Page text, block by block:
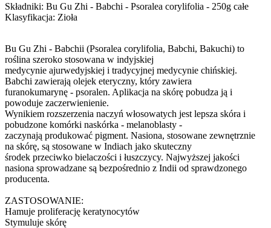
Składniki: Bu Gu Zhi - Babchi - Psoralea corylifolia - 250g całe
Klasyfikacja: Zioła
Bu Gu Zhi - Babchii (Psoralea corylifolia, Babchi, Bakuchi) to
roślina szeroko stosowana w indyjskiej
medycynie ajurwedyjskiej i tradycyjnej medycynie chińskiej.
Babchi zawierają olejek eteryczny, który zawiera
furanokumarynę - psoralen. Aplikacja na skórę pobudza ją i
powoduje zaczerwienienie.
Wynikiem rozszerzenia naczyń włosowatych jest lepsza skóra i
pobudzone komórki naskórka - melanoblasty -
zaczynają produkować pigment. Nasiona, stosowane zewnętrznie
na skórę, są stosowane w Indiach jako skuteczny
środek przeciwko bielaczości i łuszczycy. Najwyższej jakości
nasiona sprowadzane są bezpośrednio z Indii od sprawdzonego
producenta.
ZASTOSOWANIE:
Hamuje proliferację keratynocytów
Stymuluje skórę